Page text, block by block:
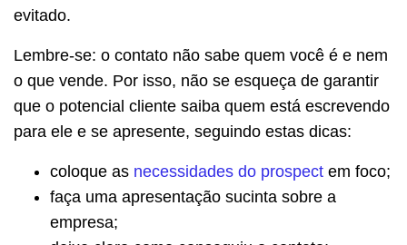
evitado.
Lembre-se: o contato não sabe quem você é e nem
o que vende. Por isso, não se esqueça de garantir
que o potencial cliente saiba quem está escrevendo
para ele e se apresente, seguindo estas dicas:
coloque as necessidades do prospect em foco;
faça uma apresentação sucinta sobre a
empresa;